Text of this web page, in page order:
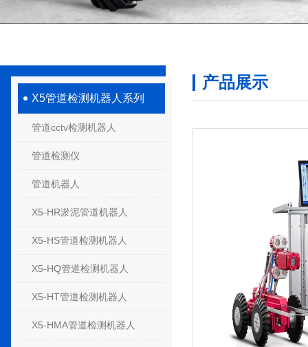
X5管道检测机器人系列
管道cctv检测机器人
管道检测仪
管道机器人
X5-HR淤泥管道机器人
X5-HS管道检测机器人
X5-HQ管道检测机器人
X5-HT管道检测机器人
X5-HMA管道检测机器人
产品展示